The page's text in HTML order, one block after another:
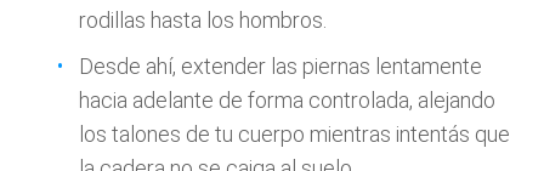
rodillas hasta los hombros.
Desde ahí, extender las piernas lentamente
hacia adelante de forma controlada, alejando
los talones de tu cuerpo mientras intentás que